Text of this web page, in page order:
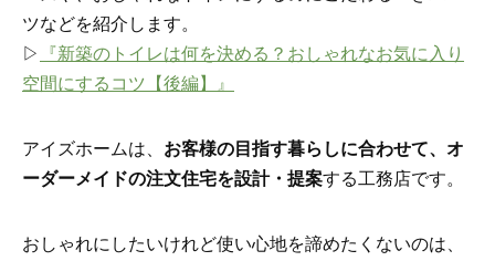
ツなどを紹介します。
▷
『新築のトイレは何を決める？おしゃれなお気に入り
空間にするコツ【後編】』
アイズホームは、 お客様の目指す暮らしに合わせて、オ
ーダーメイドの注文住宅を設計・提案する工務店です。
おしゃれにしたいけれど使い心地を諦めたくないのは、